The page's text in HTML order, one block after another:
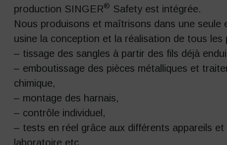
production SINGER® Safety est intégrée.
Nous produisons et maîtrisons dans une seule
usine la conception et la réalisation de tous les
– tissage des sangles à partir des fils déjà
– emboutissage des pièces métalliques et
chimique,
– montage des harnais,
– contrôle individuel,
– tests en réel grâce aux différents appareils et
laboratoire etc.